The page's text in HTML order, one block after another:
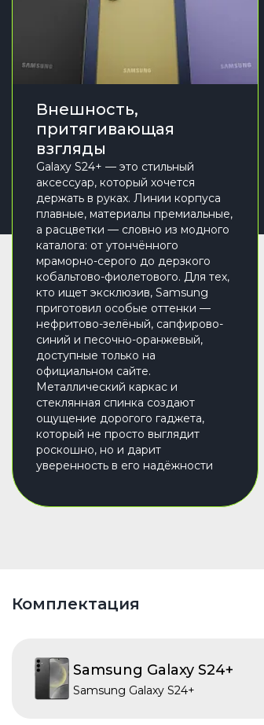
Внешность,
притягивающая
взгляды
Galaxy S24+ — это стильный
аксессуар, который хочется
держать в руках. Линии корпуса
плавные, материалы премиальные,
а расцветки — словно из модного
каталога: от утончённого
мраморно-серого до дерзкого
кобальтово-фиолетового. Для тех,
кто ищет эксклюзив, Samsung
приготовил особые оттенки —
нефритово-зелёный, сапфирово-
синий и песочно-оранжевый,
доступные только на
официальном сайте.
Металлический каркас и
стеклянная спинка создают
ощущение дорогого гаджета,
который не просто выглядит
роскошно, но и дарит
уверенность в его надёжности
Комплектация
Samsung Galaxy S24+
Samsung Galaxy S24+